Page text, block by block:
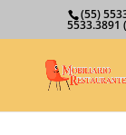
(55)
5533.3891